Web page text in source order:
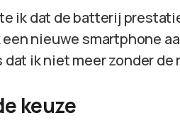
ik dat de batterij
nieuwe smartphone
ik niet meer zonder
keuze